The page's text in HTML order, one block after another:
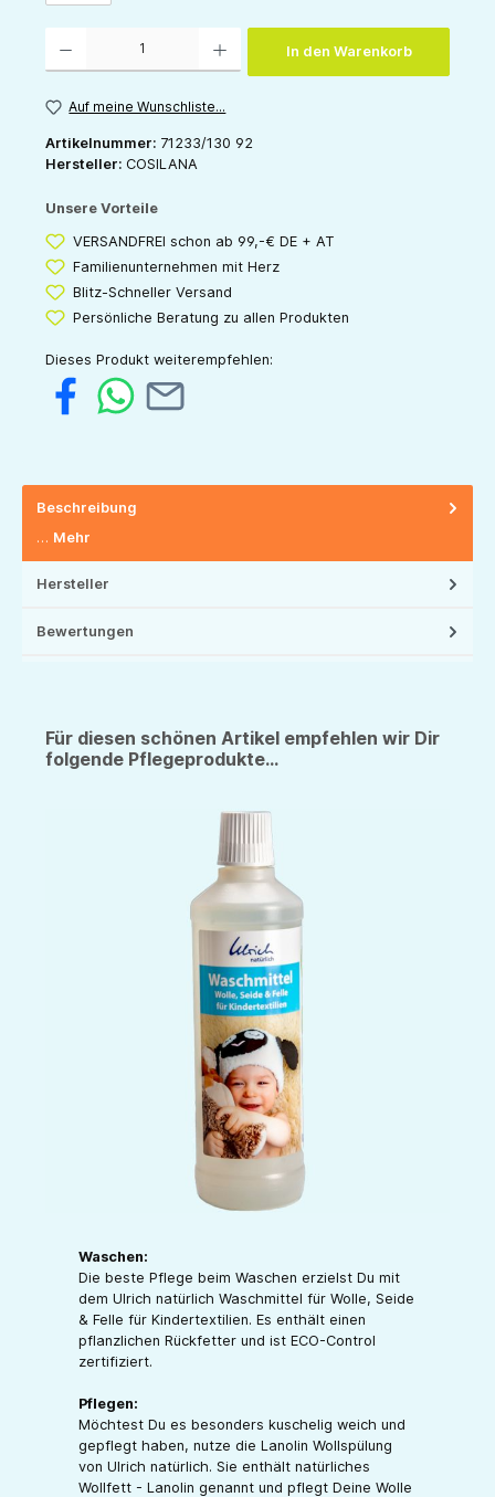
In den Warenkorb
Auf meine Wunschliste...
Artikelnummer: 71233/130 92
Hersteller: COSILANA
Unsere Vorteile
VERSANDFREI schon ab 99,-€ DE + AT
Familienunternehmen mit Herz
Blitz-Schneller Versand
Persönliche Beratung zu allen Produkten
Dieses Produkt weiterempfehlen:
Beschreibung
… Mehr
Hersteller
Bewertungen
Für diesen schönen Artikel empfehlen wir Dir
folgende Pflegeprodukte...
Waschen:
Die beste Pflege beim Waschen erzielst Du mit
dem Ulrich natürlich Waschmittel für Wolle, Seide
& Felle für Kindertextilien. Es enthält einen
pflanzlichen Rückfetter und ist ECO-Control
zertifiziert.
Pflegen:
Möchtest Du es besonders kuschelig weich und
gepflegt haben, nutze die Lanolin Wollspülung
von Ulrich natürlich. Sie enthält natürliches
Wollfett - Lanolin genannt und pflegt Deine Wolle